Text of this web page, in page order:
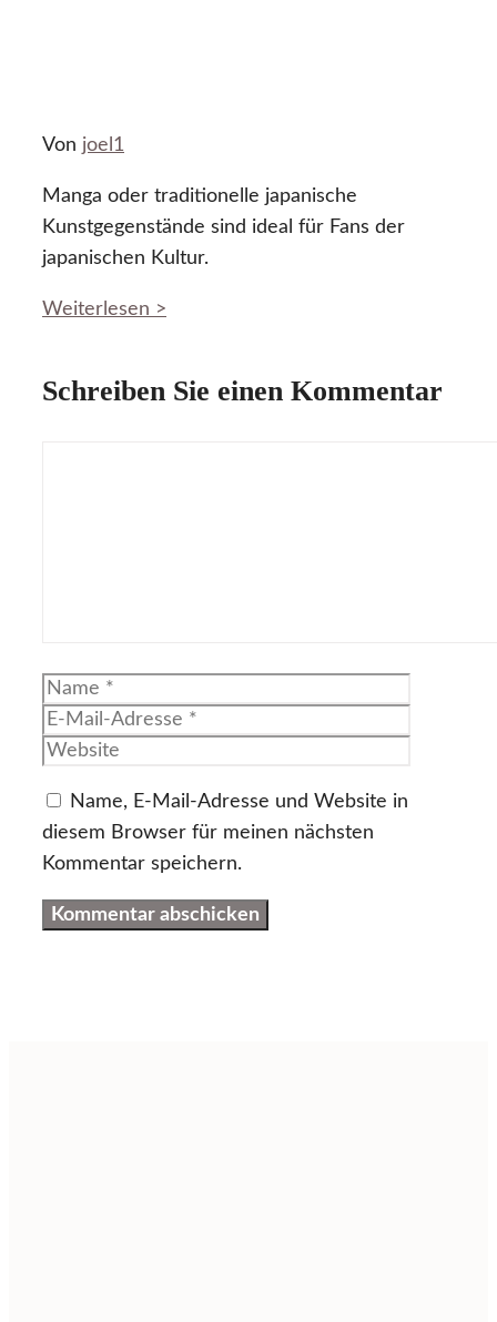
Von joel1
Manga oder traditionelle japanische
Kunstgegenstände sind ideal für Fans der
japanischen Kultur.
Weiterlesen >
Schreiben Sie einen Kommentar
Name
Name, E-Mail-Adresse und Website in
diesem Browser für meinen nächsten
Kommentar speichern.